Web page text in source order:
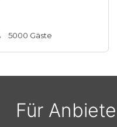
5000 Gäste
Für